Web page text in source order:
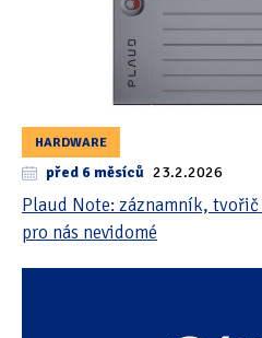
HARDWARE
před 6 měsíců 23.2.2026
Plaud Note: záznamník,
pro nás nevidomé